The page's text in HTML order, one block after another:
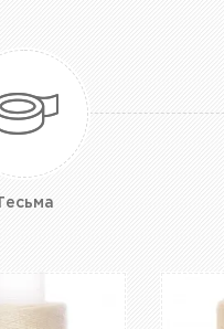
Тесьма